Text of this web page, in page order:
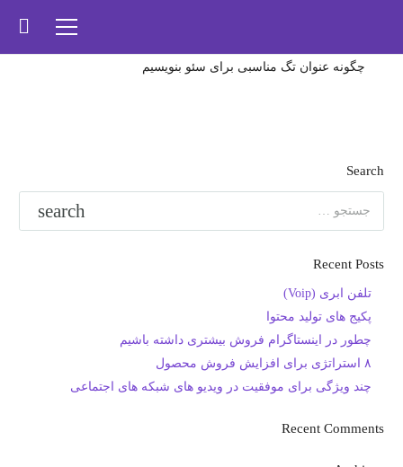
چگونه عنوان تگ مناسبی برای سئو بنویسیم
Search
Recent Posts
تلفن ابری (Voip)
پکیج های تولید محتوا
چطور در اینستاگرام فروش بیشتری داشته باشیم
۸ استراتژی برای افزایش فروش محصول
چند ویژگی برای موفقیت در ویدیو های شبکه های اجتماعی
Recent Comments